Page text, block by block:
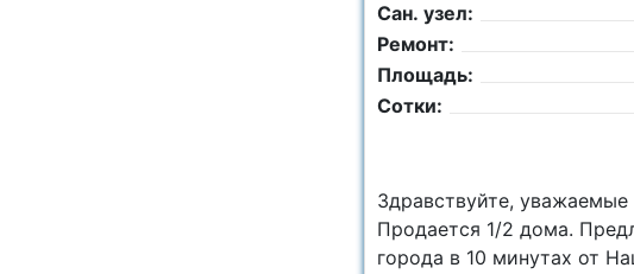
Сан. узел:
Ремонт:
Площадь:
Сотки:
Здравствуйте, уважаемые
Продается 1/2 дома.
города в 10 минутах от